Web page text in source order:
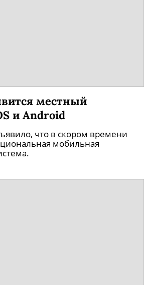
местный
и Android
что в скором времени
мобильная